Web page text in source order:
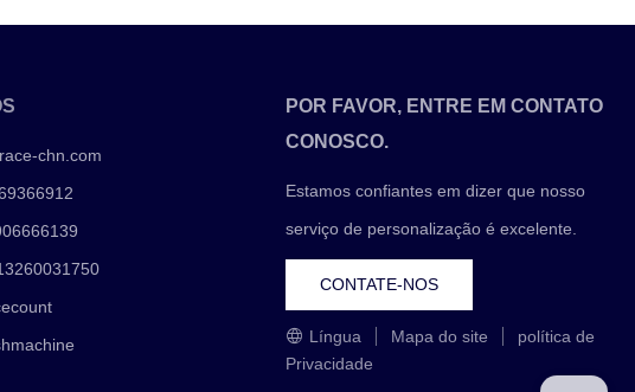
chn.com
POR FAVOR, ENTRE EM CONTATO
CONOSCO.
Estamos confiantes em dizer que nosso
serviço de personalização é excelente.
CONTATE-NOS
Língua Mapa do site
política de
Privacidade